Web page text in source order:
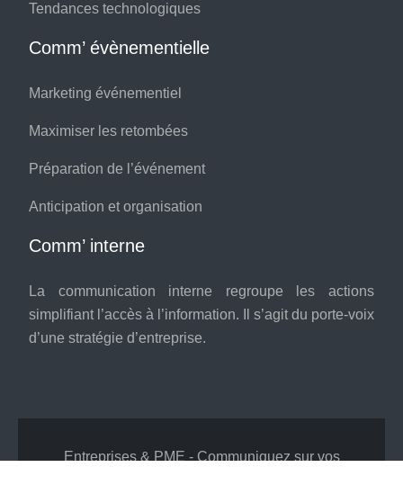
Tendances technologiques
Comm’ évènementielle
Marketing événementiel
Maximiser les retombées
Préparation de l’événement
Anticipation et organisation
Comm’ interne
La communication interne regroupe les actions
simplifiant l’accès à l’information. Il s’agit du porte-voix
d’une stratégie d’entreprise.
Entreprises & PME - Communiquez sur vos